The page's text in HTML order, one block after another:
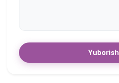
Yuborish